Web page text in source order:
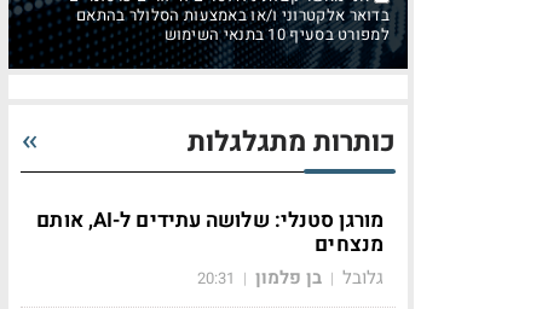
בדואר אלקטרוני ו/או באמצעות הסלולר בהתאם
למפורט בסעיף 10 בתנאי השימוש
כותרות מתגלגלות
מורגן סטנלי: שלושה עתידים ל-AI, אותם
מנצחים
גלובל | בן פלמון |
20:31